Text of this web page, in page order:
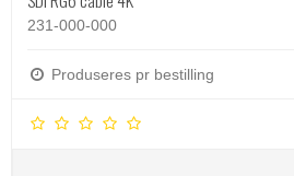
231-000-000
Produseres pr bestilling